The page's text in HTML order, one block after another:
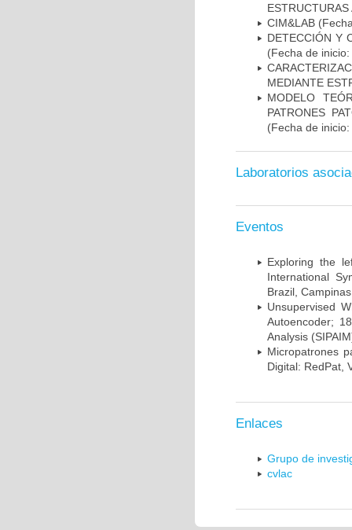
CIM&LAB
DETECCIÓN Y
(Fecha de
MEDIANTE
MODELO
PATRONES
(Fecha de
Laboratorios
Eventos
Exploring the
International
Brazil,
Unsupervised
Autoencoder;
Analysis
Micropatrones
Digital: RedPat,
Enlaces
Grupo de
cvlac